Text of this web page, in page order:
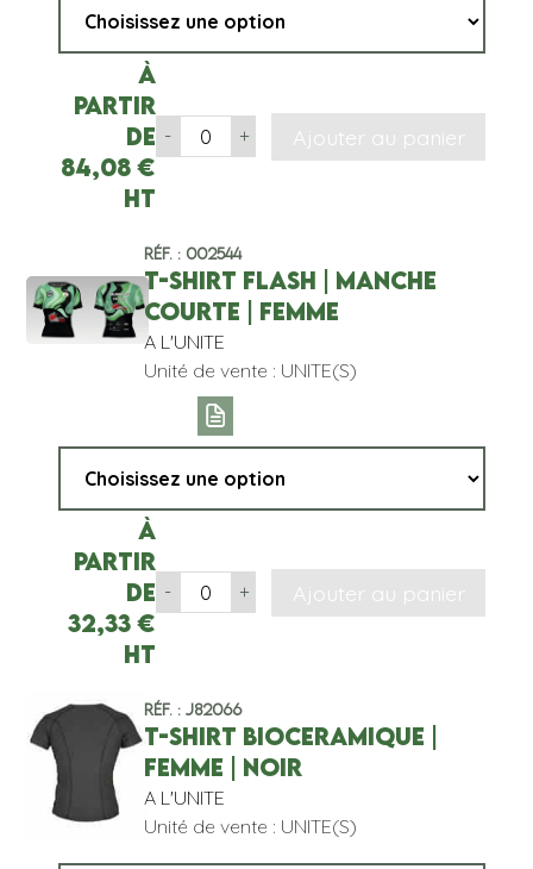
À
partir
de
84,08 €
HT
- + Ajouter au panier
Réf. : 002544
T-SHIRT FLASH | MANCHE
COURTE | FEMME
A L'UNITE
Unité de vente : UNITE(S)
À
partir
de
32,33 €
HT
- + Ajouter au panier
Réf. : J82066
T-SHIRT BIOCERAMIQUE |
FEMME | NOIR
A L'UNITE
Unité de vente : UNITE(S)